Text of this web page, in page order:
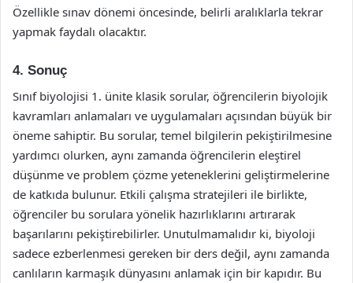
Özellikle sınav dönemi öncesinde, belirli aralıklarla tekrar
yapmak faydalı olacaktır.
4. Sonuç
Sınıf biyolojisi 1. ünite klasik sorular, öğrencilerin biyolojik
kavramları anlamaları ve uygulamaları açısından büyük bir
öneme sahiptir. Bu sorular, temel bilgilerin pekiştirilmesine
yardımcı olurken, aynı zamanda öğrencilerin eleştirel
düşünme ve problem çözme yeteneklerini geliştirmelerine
de katkıda bulunur. Etkili çalışma stratejileri ile birlikte,
öğrenciler bu sorulara yönelik hazırlıklarını artırarak
başarılarını pekiştirebilirler. Unutulmamalıdır ki, biyoloji
sadece ezberlenmesi gereken bir ders değil, aynı zamanda
canlıların karmaşık dünyasını anlamak için bir kapıdır. Bu